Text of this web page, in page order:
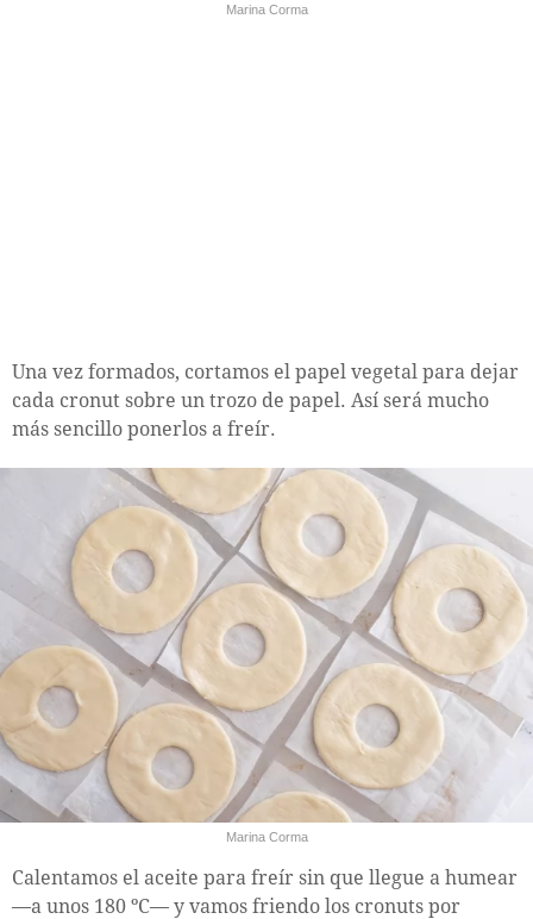
Marina Corma
Una vez formados, cortamos el papel vegetal para dejar
cada cronut sobre un trozo de papel. Así será mucho
más sencillo ponerlos a freír.
Marina Corma
Calentamos el aceite para freír sin que llegue a humear
—a unos 180 ºC— y vamos friendo los cronuts por